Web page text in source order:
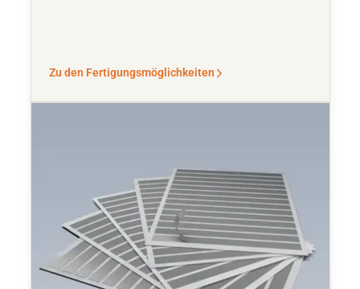
Zu den Fertigungsmöglichkeiten